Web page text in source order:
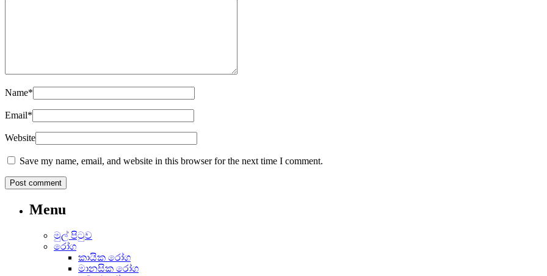
Name*
Email*
Website
Save my name, email, and website in this browser for the next time I comment.
Menu
මුල් පිටුව
රෝග
කායික රෝග
මානසික රෝග